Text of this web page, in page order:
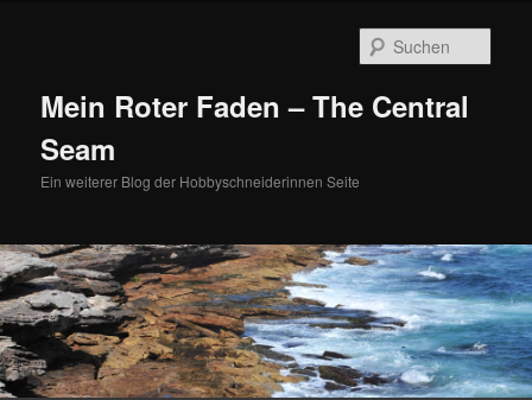
Mein Roter Faden – The Central
Seam
Ein weiterer Blog der Hobbyschneiderinnen Seite